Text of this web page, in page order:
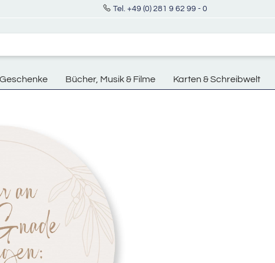
Tel. +49 (0) 281 9 62 99 - 0
Geschenke Bücher, Musik & Filme Karten & Schreibwelt